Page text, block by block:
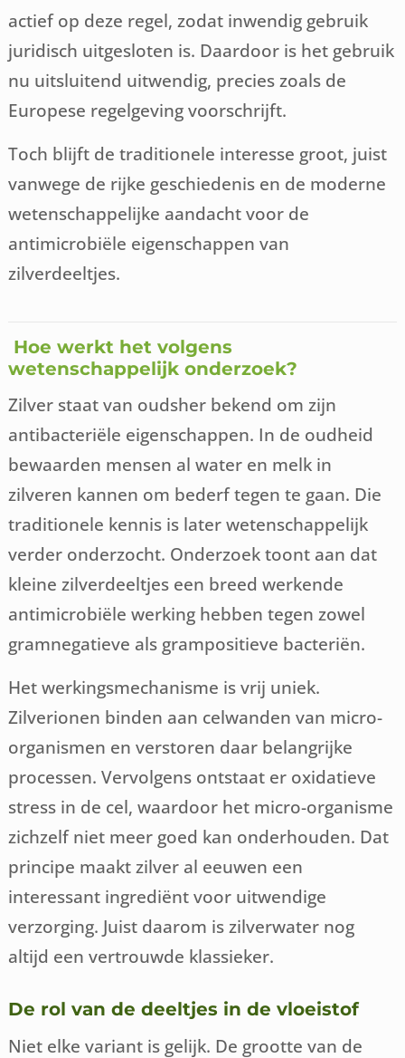
actief op deze regel, zodat inwendig gebruik
juridisch uitgesloten is. Daardoor is het gebruik
nu uitsluitend uitwendig, precies zoals de
Europese regelgeving voorschrijft.
Toch blijft de traditionele interesse groot, juist
vanwege de rijke geschiedenis en de moderne
wetenschappelijke aandacht voor de
antimicrobiële eigenschappen van
zilverdeeltjes.
Hoe werkt het volgens
wetenschappelijk onderzoek?
Zilver staat van oudsher bekend om zijn
antibacteriële eigenschappen. In de oudheid
bewaarden mensen al water en melk in
zilveren kannen om bederf tegen te gaan. Die
traditionele kennis is later wetenschappelijk
verder onderzocht. Onderzoek toont aan dat
kleine zilverdeeltjes een breed werkende
antimicrobiële werking hebben tegen zowel
gramnegatieve als grampositieve bacteriën.
Het werkingsmechanisme is vrij uniek.
Zilverionen binden aan celwanden van micro-
organismen en verstoren daar belangrijke
processen. Vervolgens ontstaat er oxidatieve
stress in de cel, waardoor het micro-organisme
zichzelf niet meer goed kan onderhouden. Dat
principe maakt zilver al eeuwen een
interessant ingrediënt voor uitwendige
verzorging. Juist daarom is zilverwater nog
altijd een vertrouwde klassieker.
De rol van de deeltjes in de vloeistof
Niet elke variant is gelijk. De grootte van de